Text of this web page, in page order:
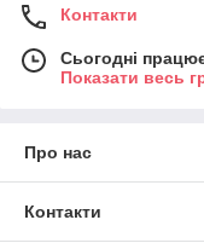
Контакти
Сьогодні
Показати весь
Про нас
Контакти